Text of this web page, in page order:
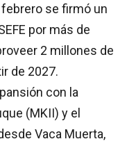
se firmó un
por más de
2 millones de
de 2027.
con la
(MKII) y el
Vaca Muerta,